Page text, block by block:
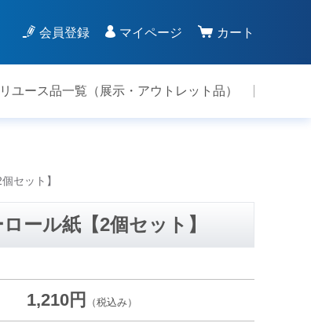
会員登録 マイページ カート
リユース品一覧（展示・アウトレット品）
セット】
ール紙【2個セット】
1,210円 （税込み）